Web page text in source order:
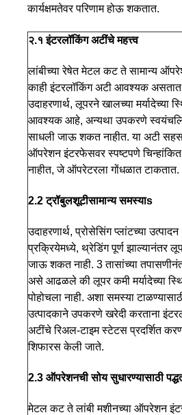
कार्यक्षमतेवर परिणाम होऊ शकतात.
२.१ इंटरलॉकिंग अटींचे महत्त्व
लांबीच्या रेषेत मेटल कट ते सामान्य
काही इंटरलॉकिंग अटी आवश्यक
उदाहरणार्थ, लूपरने खालच्या मर्यादेच्या
आवश्यक आहे, अन्यथा उपकरणे
साधली जाऊ शकत नाहीत. या अटी
ऑपरेशन इंटरफेसवर स्पष्टपणे
नाहीत, जे ऑपरेटरला गोंधळात टाकतात.
2.2 ट्रॉबुलशूटीसामान्य समस्याs
उदाहरणार्थ, प्रोसेसिंग प्लांटच्या उत्पादन
प्रक्रियेमध्ये, थ्रेडिंग पूर्ण झाल्यानंतर
जाऊ शकत नाही. 3 तासांच्या
असे आढळले की लूपर कमी मर्यादेच्या
पोहोचला नाही. अशा समस्या
उत्पादकाने उपकरणे खरेदी करताना
अटींचे रिअल-टाइम स्टेटस प्रदर्शित
शिफारस केली जाते.
2.3 ऑपरेशनची सोय सुधारण्यासाठी
मेटल कट ते लांबी मशीनच्या ऑपरेशन